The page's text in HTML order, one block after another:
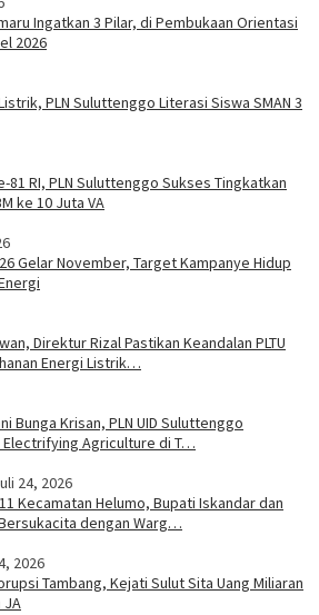
Ingatkan 3 Pilar, di Pembukaan Orientasi
2026
PLN Suluttenggo Literasi Siswa SMAN 3
81 RI, PLN Suluttenggo Sukses Tingkatkan
ke 10 Juta VA
Gelar November, Target Kampanye Hidup
Direktur Rizal Pastikan Keandalan PLTU
Energi Listrik…
Bunga Krisan, PLN UID Suluttenggo
Electrifying Agriculture di T…
24, 2026
Kecamatan Helumo, Bupati Iskandar dan
dengan Warg…
2026
Tambang, Kejati Sulut Sita Uang Miliaran
JA